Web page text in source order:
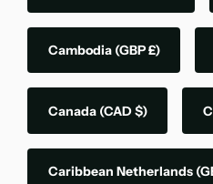
Cambodia (GBP £)
Canada (CAD $)
Caribbean Netherlands